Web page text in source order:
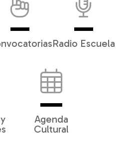
Radio Escuela
Agenda
Cultural